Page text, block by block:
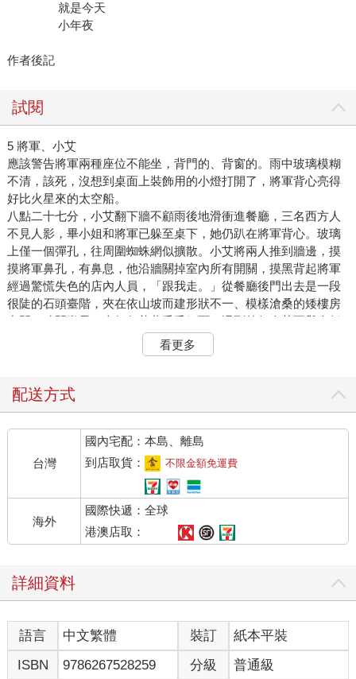
就是今天
小年夜
作者後記
試閱
5 將軍、小艾
應該警告將軍兩種座位不能坐，背門的、背窗的。雨中玻璃模糊
不清，該死，沒想到桌面上裝飾用的小燈打開了，將軍背心亮得
好比火星來的太空船。
八點二十七分，小艾翻下牆不顧雨後地滑衝進餐廳，三名西方人
不見人影，畢小姐和將軍已躲至桌下，她仍趴在將軍背心。玻璃
上僅一個彈孔，往周圍蜘蛛網似擴散。小艾將兩人推到牆邊，摸
摸將軍鼻孔，有鼻息，他沿牆關掉室內所有開關，摸黑背起將軍
經過驚慌失色的店內人員，「跟我走。」從餐廳後門出去是一段
很陡的石頭臺階，夾在依山坡而建形狀不一、模樣滄桑的矮樓房
中間，時間尚早，幸好仍落著毛毛細雨，遇到的行人莫不舉傘低
頭看石階，沒人注意他們。
車子停在裝飾藝術博物館前停車場，安置將軍於後座，順手摸來
二話不說伸手按住沾滿血的餐巾。這個女人不怕血。
到跟蹤的車子，可是他心裡情楚，在擁擠窄小的阿爾法瑪區很難
逃開敵人眼睛。
天雨塞車，一路車速不超過五十公里，直到轉進洲際飯店停車
再背起將軍，「跟緊我。」
穿過公園，穿過自由大道，他按下密碼進入一間小旅館，直上四
樓進屋終於放下將軍。
「浴室有急救包，對，我裝牙刷那個包，所有毛巾都拿來。」這
「四十六。」
畢小姐受驚地看向小艾手中彈簧刀。
「四十六代表台東志航基地四十六中隊。輪到妳說，為什麼四十
六？」
「為什麼四十六？」畢小姐慌張回答。
彈簧刀將毛巾裁成兩半，再裁成兩半。
看更多
配送方式
台灣
國內宅配：本島、離島
到店取貨：
不限金額免運費
海外
國際快遞：全球
港澳店取：
詳細資料
語言 中文繁體 裝訂
紙本平裝
ISBN
9786267528259 分級 普通級